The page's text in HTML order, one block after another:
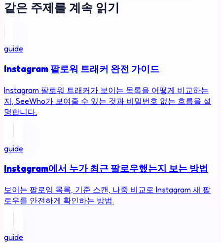
같은 주제를 계속 읽기
guide
Instagram 팔로워 트래커 완전 가이드
Instagram 팔로워 트래커가 보이는 목록을 어떻게 비교하는
지, SeeWho가 보여줄 수 있는 것과 비밀번호 없는 흐름을 설
명합니다.
guide
Instagram에서 누가 최근 팔로우했는지 보는 방법
보이는 팔로잉 목록, 기준 스캔, 나중 비교로 Instagram 새 팔
로우를 안전하게 확인하는 방법.
guide